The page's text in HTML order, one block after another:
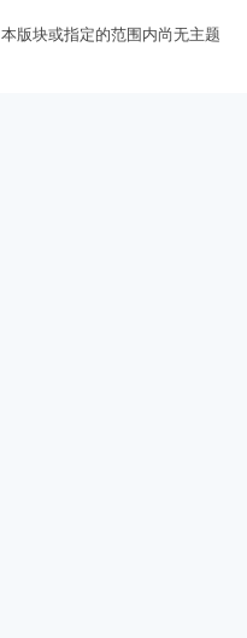
本版块或指定的范围内尚无主题